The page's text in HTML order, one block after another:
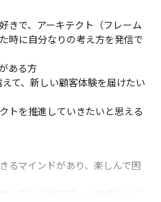
環境において、以下の役割を
務
ジメント、技術・組織の方針決
1on1面談を通じた組織力の最
らAIを活用しながら現場業務
革・推進
早期アクション（PDCAサイク
きで、アーキテクト（フレーム
時に自分なりの考え方を発信で
ある方
て、新しい顧客体験を届けたい
トを推進していきたいと思える
るマインドがあり、楽しんで困